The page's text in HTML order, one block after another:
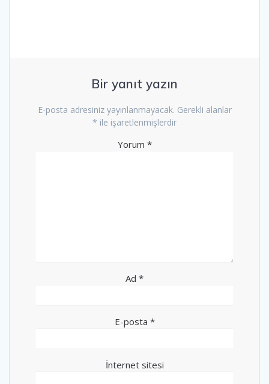
Bir yanıt yazın
E-posta adresiniz yayınlanmayacak. Gerekli alanlar
* ile işaretlenmişlerdir
Yorum *
Ad *
E-posta *
İnternet sitesi